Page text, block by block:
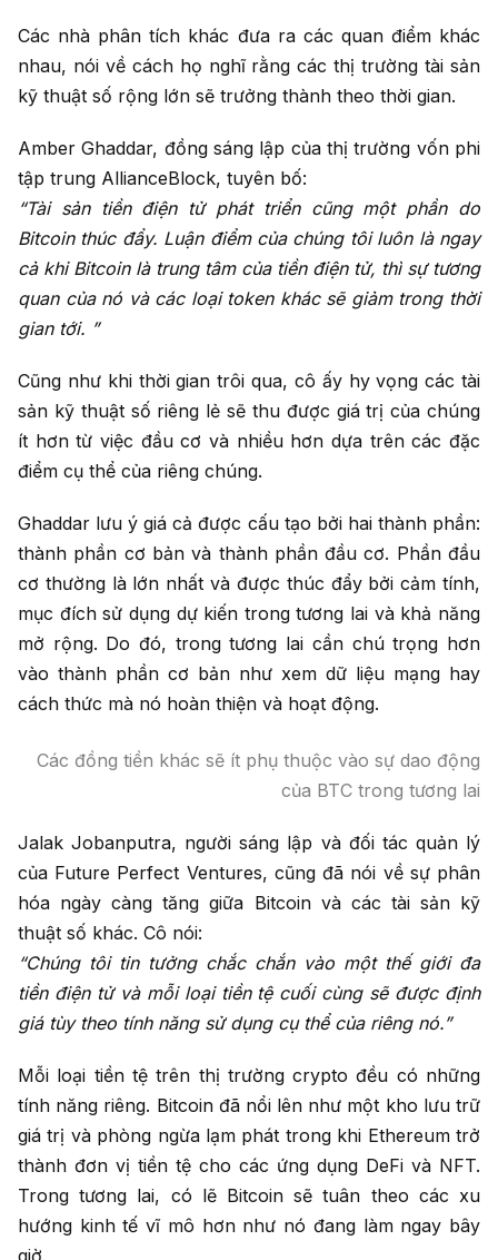
Các nhà phân tích khác đưa ra các quan điểm khác
nhau, nói về cách họ nghĩ rằng các thị trường tài sản
kỹ thuật số rộng lớn sẽ trưởng thành theo thời gian.
Amber Ghaddar, đồng sáng lập của thị trường vốn phi
tập trung AllianceBlock, tuyên bố:
“Tài sản tiền điện tử phát triển cũng một phần do
Bitcoin thúc đẩy. Luận điểm của chúng tôi luôn là ngay
cả khi Bitcoin là trung tâm của tiền điện tử, thì sự tương
quan của nó và các loại token khác sẽ giảm trong thời
gian tới. ”
Cũng như khi thời gian trôi qua, cô ấy hy vọng các tài
sản kỹ thuật số riêng lẻ sẽ thu được giá trị của chúng
ít hơn từ việc đầu cơ và nhiều hơn dựa trên các đặc
điểm cụ thể của riêng chúng.
Ghaddar lưu ý giá cả được cấu tạo bởi hai thành phần:
thành phần cơ bản và thành phần đầu cơ. Phần đầu
cơ thường là lớn nhất và được thúc đẩy bởi cảm tính,
mục đích sử dụng dự kiến ​​trong tương lai và khả năng
mở rộng. Do đó, trong tương lai cần chú trọng hơn
vào thành phần cơ bản như xem dữ liệu mạng hay
cách thức mà nó hoàn thiện và hoạt động.
Các đồng tiền khác sẽ ít phụ thuộc vào sự dao động
của BTC trong tương lai
Jalak Jobanputra, người sáng lập và đối tác quản lý
của Future Perfect Ventures, cũng đã nói về sự phân
hóa ngày càng tăng giữa Bitcoin và các tài sản kỹ
thuật số khác. Cô nói:
“Chúng tôi tin tưởng chắc chắn vào một thế giới đa
tiền điện tử và mỗi loại tiền tệ cuối cùng sẽ được định
giá tùy theo tính năng sử dụng cụ thể của riêng nó.”
Mỗi loại tiền tệ trên thị trường crypto đều có những
tính năng riêng. Bitcoin đã nổi lên như một kho lưu trữ
giá trị và phòng ngừa lạm phát trong khi Ethereum trở
thành đơn vị tiền tệ cho các ứng dụng DeFi và NFT.
Trong tương lai, có lẽ Bitcoin sẽ tuân theo các xu
hướng kinh tế vĩ mô hơn như nó đang làm ngay bây
giờ.